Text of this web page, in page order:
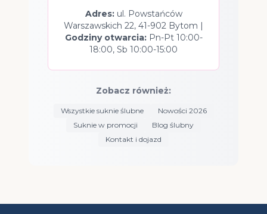
Adres:ul. Powstańców
Warszawskich 22, 41-902 Bytom |
Godziny otwarcia:Pn-Pt 10:00-
18:00, Sb 10:00-15:00
Zobacz również:
Wszystkie suknie ślubne
Nowości 2026
Suknie w promocji
Blog ślubny
Kontakt i dojazd